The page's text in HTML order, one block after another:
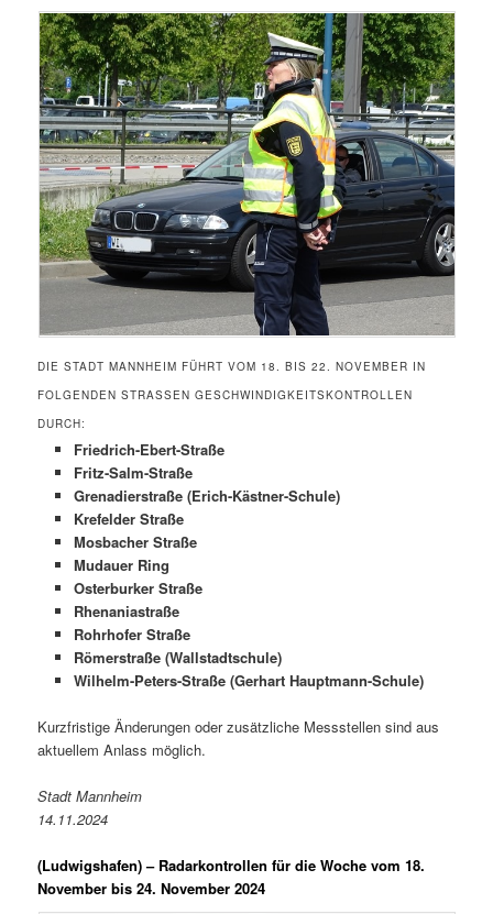
DIE STADT MANNHEIM FÜHRT VOM 18. BIS 22. NOVEMBER IN
FOLGENDEN STRASSEN GESCHWINDIGKEITSKONTROLLEN D
URCH:
Friedrich-Ebert-Straße
Fritz-Salm-Straße
Grenadierstraße (Erich-Kästner-Schule)
Krefelder Straße
Mosbacher Straße
Mudauer Ring
Osterburker Straße
Rhenaniastraße
Rohrhofer Straße
Römerstraße (Wallstadtschule)
Wilhelm-Peters-Straße (Gerhart Hauptmann-Schule)
Kurzfristige Änderungen oder zusätzliche Messstellen sind aus
aktuellem Anlass möglich.
Stadt Mannheim
14.11.2024
(Ludwigshafen) – Radarkontrollen für die Woche vom 18.
November bis 24. November 2024